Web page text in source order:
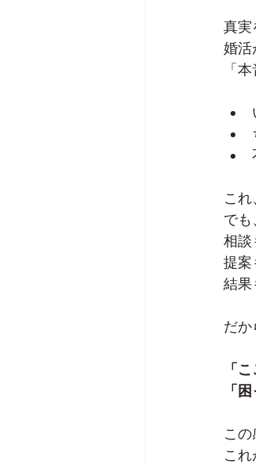
真実
婚活
「
これ
でも
相談
提案
結果
だか
「
「
この
これ